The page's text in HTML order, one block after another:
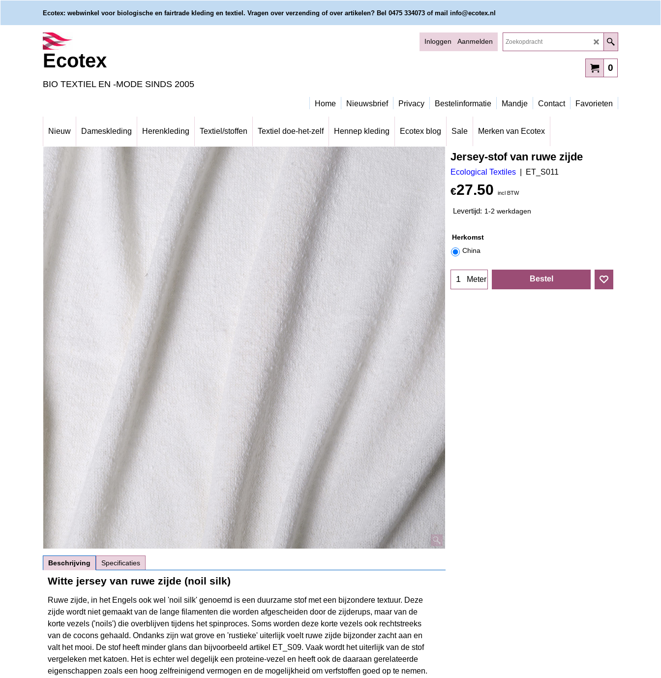
Ecotex: webwinkel voor biologische en fairtrade kleding en textiel. Vragen over verzending of over artikelen? Bel 0475 334073 of mail info@ecotex.nl
Ecotex
BIO TEXTIEL EN -MODE SINDS 2005
Inloggen Aanmelden
0
Home Nieuwsbrief Privacy Bestelinformatie Mandje Contact Favorieten
Nieuw Dameskleding Herenkleding Textiel/stoffen Textiel doe-het-zelf Hennep kleding Ecotex blog Sale Merken van Ecotex
Jersey-stof van ruwe zijde
Ecological Textiles ET_S011
€27.50 incl BTW
Levertijd: 1-2 werkdagen
Herkomst
China
Meter Bestel
Beschrijving Specificaties
Witte jersey van ruwe zijde (noil silk)
Ruwe zijde, in het Engels ook wel 'noil silk' genoemd is een duurzame stof met een bijzondere textuur. Deze
zijde wordt niet gemaakt van de lange filamenten die worden afgescheiden door de zijderups, maar van de
korte vezels ('noils') die overblijven tijdens het spinproces. Soms worden deze korte vezels ook rechtstreeks
van de cocons gehaald. Ondanks zijn wat grove en 'rustieke' uiterlijk voelt ruwe zijde bijzonder zacht aan en
valt het mooi. De stof heeft minder glans dan bijvoorbeeld artikel ET_S09. Vaak wordt het uiterlijk van de stof
vergeleken met katoen. Het is echter wel degelijk een proteine-vezel en heeft ook de daaraan gerelateerde
eigenschappen zoals een hoog zelfreinigend vermogen en de mogelijkheid om verfstoffen goed op te nemen.